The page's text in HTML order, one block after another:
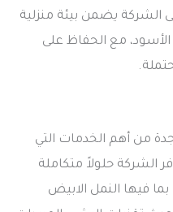
الشركة يضمن بيئة منزلية
مع الحفاظ على
من أهم الخدمات التي
الشركة حلولاً متكاملة
فيها النمل الابيض